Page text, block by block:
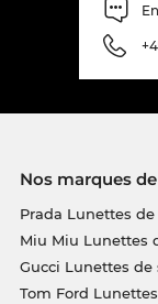
Nos marques
Prada Lunettes
Miu Miu Lunettes
Gucci Lunettes de
Tom Ford